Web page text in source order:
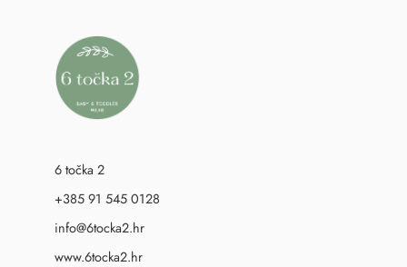
6 točka 2
+385 91 545 0128
info@6tocka2.hr
www.6tocka2.hr